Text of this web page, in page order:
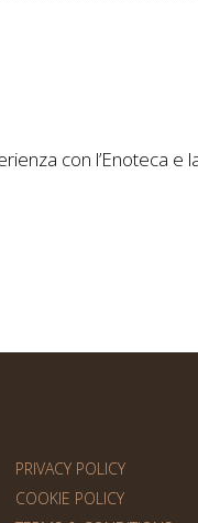
con l’Enoteca e
PRIVACY POLICY
COOKIE POLICY